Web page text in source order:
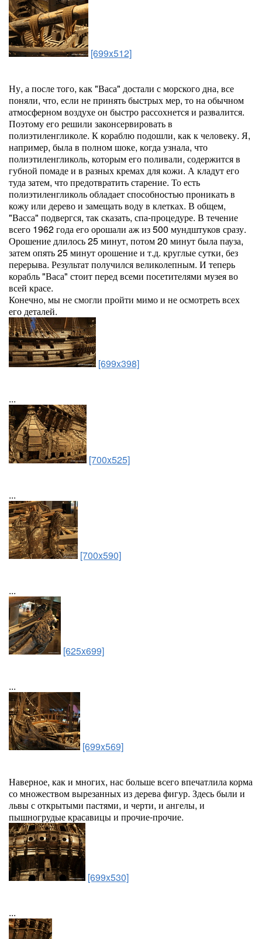
[699x512]
Ну, а после того, как "Васа" достали с морского дна, все
поняли, что, если не принять быстрых мер, то на обычном
атмосферном воздухе он быстро рассохнется и развалится.
Поэтому его решили законсервировать в
полиэтиленгликоле. К кораблю подошли, как к человеку. Я,
например, была в полном шоке, когда узнала, что
полиэтиленгликоль, которым его поливали, содержится в
губной помаде и в разных кремах для кожи. А кладут его
туда затем, что предотвратить старение. То есть
полиэтиленгликоль обладает способностью проникать в
кожу или дерево и замещать воду в клетках. В общем,
"Васса" подвергся, так сказать, спа-процедуре. В течение
всего 1962 года его орошали аж из 500 мундштуков сразу.
Орошение длилось 25 минут, потом 20 минут была пауза,
затем опять 25 минут орошение и т.д. круглые сутки, без
перерыва. Результат получился великолепным. И теперь
корабль "Васа" стоит перед всеми посетителями музея во
всей красе.
Конечно, мы не смогли пройти мимо и не осмотреть всех
его деталей.
[699x398]
...
[700x525]
...
[700x590]
...
[625x699]
...
[699x569]
Наверное, как и многих, нас больше всего впечатлила корма
со множеством вырезанных из дерева фигур. Здесь были и
львы с открытыми пастями, и черти, и ангелы, и
пышногрудые красавицы и прочие-прочие.
[699x530]
...